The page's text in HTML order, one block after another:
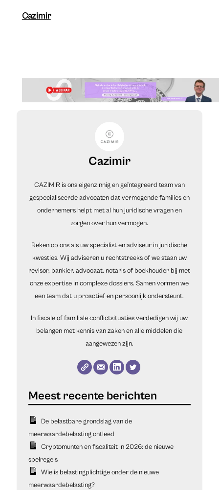
Cazimir
Cazimir
CAZIMIR is ons eigenzinnig en geïntegreerd team van
gespecialiseerde advocaten dat vermogende families en
ondernemers helpt met al hun juridische vragen en
zorgen over hun vermogen.
Reken op ons als uw specialist en adviseur in juridische
kwesties. Wij adviseren u rechtstreeks of we staan uw
revisor, bankier, advocaat, notaris of boekhouder bij met
onze expertise in complexe dossiers. Samen vormen we
een team dat u proactief en persoonlijk ondersteunt.
In fiscale of familiale conflictsituaties verdedigen wij uw
belangen met kennis van zaken en alle middelen die
aangewezen zijn.
De belastbare grondslag van de
meerwaardebelasting ontleed
Cryptomunten en fiscaliteit in 2026: de nieuwe
spelregels
Wie is belastingplichtige onder de nieuwe
meerwaardebelasting?